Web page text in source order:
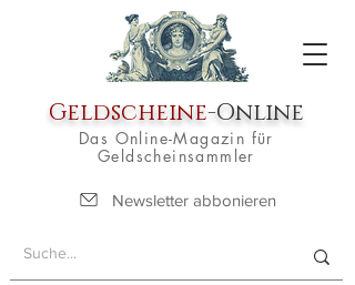
Geldscheine-Online
Das Online-Magazin für
Geldscheinsammler
Newsletter abbonieren